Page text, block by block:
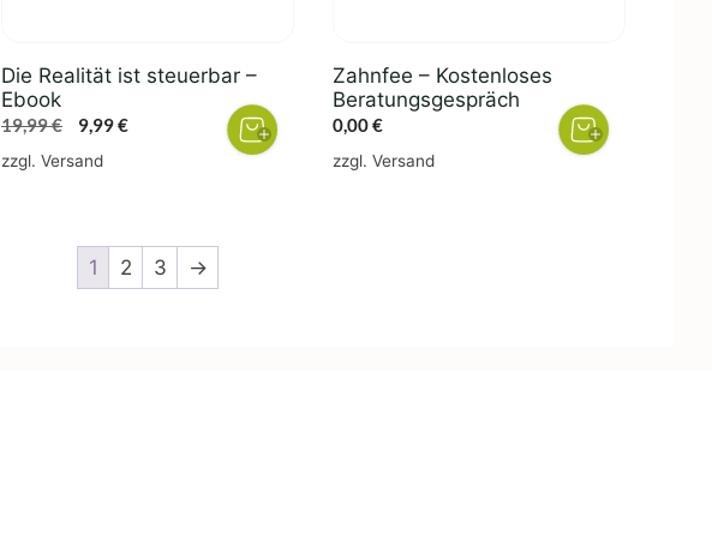
Die Realität ist steuerbar –
Ebook
19,99€
Ursprünglicher
Preis
9,99€Aktueller
zzgl. Versand
Zahnfee – Kostenloses
Beratungsgespräch
0,00€
zzgl. Versand
1 2 3 →